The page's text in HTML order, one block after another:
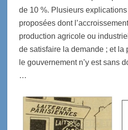
de 10 %. Plusieurs
proposées dont
production agricole ou
de satisfaire la demande ; et la
le gouvernement n’y est sans
…